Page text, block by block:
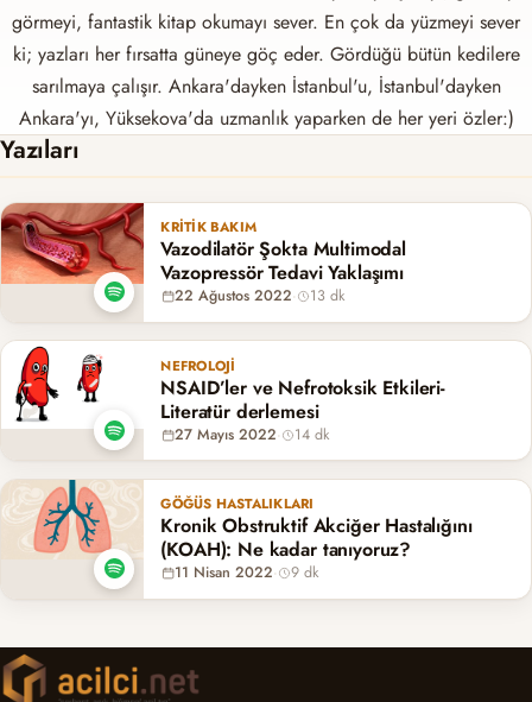
görmeyi, fantastik kitap okumayı sever. En çok da yüzmeyi sever
ki; yazları her fırsatta güneye göç eder. Gördüğü bütün kedilere
sarılmaya çalışır. Ankara'dayken İstanbul'u, İstanbul'dayken
Ankara'yı, Yüksekova'da uzmanlık yaparken de her yeri özler:)
Yazıları
KRITIK BAKIM
Vazodilatör Şokta Multimodal
Vazopressör Tedavi Yaklaşımı
22 Ağustos 2022· 13 dk
NEFROLOJI
NSAID’ler ve Nefrotoksik Etkileri-
Literatür derlemesi
27 Mayıs 2022· 14 dk
GÖĞÜS HASTALIKLARI
Kronik Obstruktif Akciğer Hastalığını
(KOAH): Ne kadar tanıyoruz?
11 Nisan 2022· 9 dk